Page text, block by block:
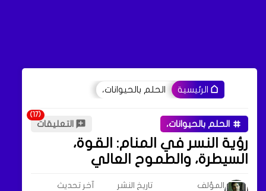
الرئيسية الحلم بالحيوانات،
الحلم بالحيوانات، التعليقات
رؤية النسر في المنام: القوة،
السيطرة، والطموح العالي
المؤلف تاريخ النشر آخر تحديث